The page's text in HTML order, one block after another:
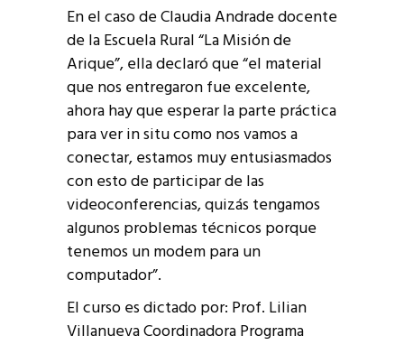
En el caso de Claudia Andrade docente
de la Escuela Rural “La Misión de
Arique”, ella declaró que “el material
que nos entregaron fue excelente,
ahora hay que esperar la parte práctica
para ver in situ como nos vamos a
conectar, estamos muy entusiasmados
con esto de participar de las
videoconferencias, quizás tengamos
algunos problemas técnicos porque
tenemos un modem para un
computador”.
El curso es dictado por: Prof. Lilian
Villanueva Coordinadora Programa